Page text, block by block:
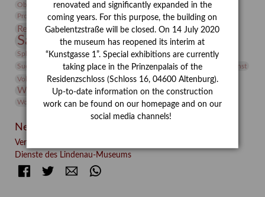
Objekt im Fokus
Paul Klee Peter Schnürpel Phelloplastik
Pohlhof
Provenienz
Provenienzforschung
Restaurierung Restitution Rudi Lesser Ruth Wolf-Rehfeld
Sammlung Samstagszeichner Skulptur
Sonderausstellung
Sphinx
studio Studio Bildende Kunst
studioDIGITAL
Suermondt-Ludwig-Museum
Vermittlung Video
Videokunst
Volontariat
Walter Rheiner Weihnachten Werefkin
Werkbetrachtung Winter Wissenschaft
Wolf and Dog
Wolf und Hund
Zirkuswoche
Neueste Beiträge
Verschenkt, verkauft, vergessen? – Kunstdetektivinnen im
Dienste des Lindenau-Museums
FacebookTwitter E-mail
renovated and significantly expanded in the
coming years. For this purpose, the building on
Gabelentzstraße will be closed. On 14 July 2020
the museum has reopened its interim at
“Kunstgasse 1”. Special exhibitions are currently
taking place in the Prinzenpalais of the
Residenzschloss (Schloss 16, 04600 Altenburg).
Up-to-date information on the construction
work can be found on our homepage and on our
social media channels!